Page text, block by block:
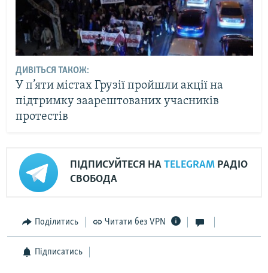
ДИВІТЬСЯ ТАКОЖ:
У п’яти містах Грузії пройшли акції на
підтримку заарештованих учасників
протестів
ПІДПИСУЙТЕСЯ НА TELEGRAM РАДІО
СВОБОДА
Поділитись Читати без VPN
Підписатись